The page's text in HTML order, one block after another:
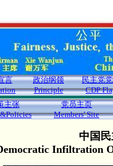
言
政治纲领
Principle
民主党
CDP
主张
党员主页
Members' Site
中国
Infiltration